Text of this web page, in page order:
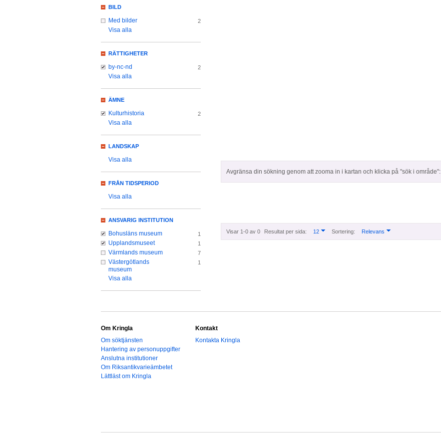
Avgränsa din sökning genom att zooma in i kartan och klicka på "sök i område":
Visar 1-0 av 0 Resultat per sida: 12 Sortering: Relevans
BILD
Med bilder 2
Visa alla
RÄTTIGHETER
by-nc-nd 2
Visa alla
ÄMNE
Kulturhistoria 2
Visa alla
LANDSKAP
Visa alla
FRÅN TIDSPERIOD
Visa alla
ANSVARIG INSTITUTION
Bohusläns museum 1
Upplandsmuseet 1
Värmlands museum 7
Västergötlands
museum
1
Visa alla
Om Kringla
Om söktjänsten
Hantering av personuppgifter
Anslutna institutioner
Om Riksantikvarieämbetet
Lättläst om Kringla
Kontakt
Kontakta Kringla